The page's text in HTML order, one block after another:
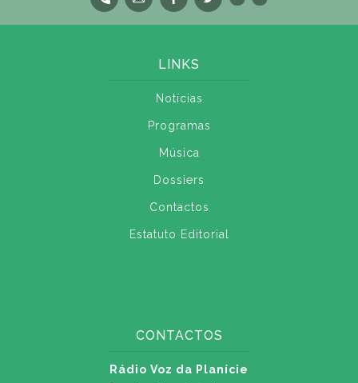
LINKS
Notícias
Programas
Música
Dossiers
Contactos
Estatuto Editorial
CONTACTOS
Rádio Voz da Planície